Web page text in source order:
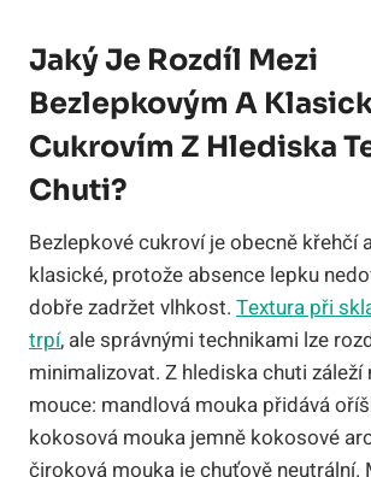
Jaký Je Rozdíl Mezi
Bezlepkovým A
Cukrovím Z Hlediska
Chuti?
Bezlepkové cukroví je obecně křehčí
klasické, protože absence lepku
dobře zadržet vlhkost. Textura při
trpí, ale správnými technikami lze
minimalizovat. Z hlediska chuti záleží
mouce: mandlová mouka přidává
kokosová mouka jemně kokosové
čiroková mouka je chuťově neutrální.